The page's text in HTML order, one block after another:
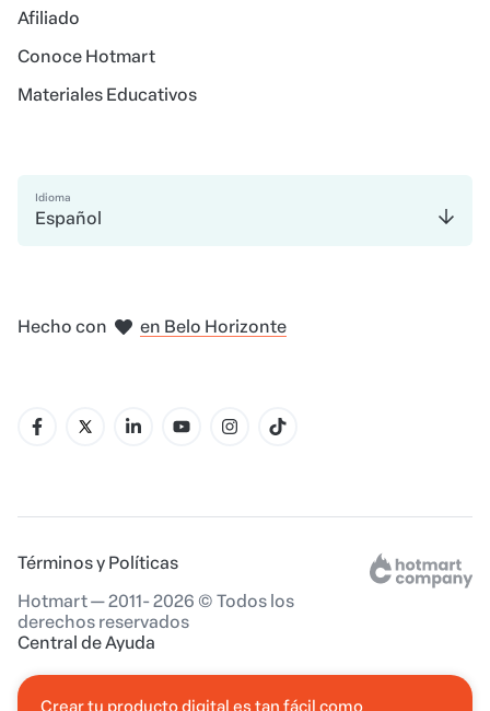
Afiliado
Conoce Hotmart
Materiales Educativos
Idioma
Español
Hecho con en Belo Horizonte
Términos y Políticas
Hotmart — 2011- 2026 © Todos los
derechos reservados
Central de Ayuda
Crear tu producto digital es tan fácil como